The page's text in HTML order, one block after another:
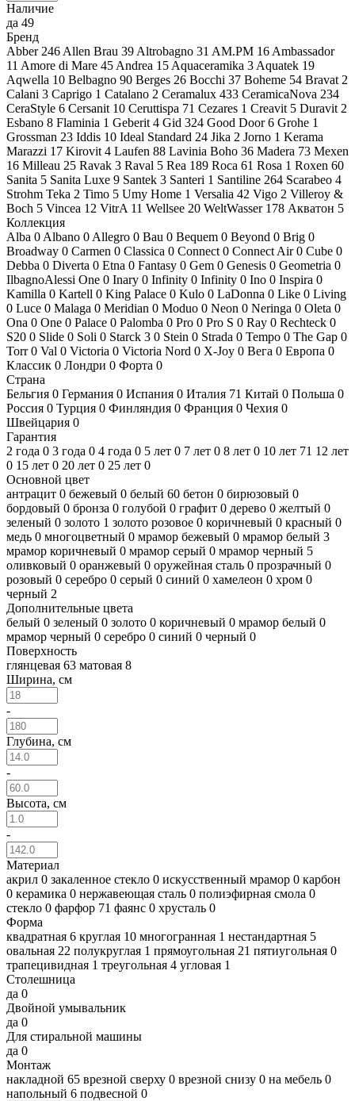
Наличие
да 49
Бренд
Abber 246 Allen Brau 39 Altrobagno 31 AM.PM 16 Ambassador
11 Amore di Mare 45 Andrea 15 Aquaceramika 3 Aquatek 19
Aqwella 10 Belbagno 90 Berges 26 Bocchi 37 Boheme 54 Bravat 2
Calani 3 Caprigo 1 Catalano 2 Ceramalux 433 CeramicaNova 234
CeraStyle 6 Cersanit 10 Ceruttispa 71 Cezares 1 Creavit 5 Duravit 2
Esbano 8 Flaminia 1 Geberit 4 Gid 324 Good Door6 Grohe 1
Grossman 23 Iddis 10 Ideal Standard 24 Jika 2 Jorno 1 Kerama
Marazzi 17 Kirovit 4 Laufen 88 Lavinia Boho 36 Madera 73 Mexen
16 Milleau 25 Ravak 3 Raval 5 Rea 189 Roca 61 Rosa 1 Roxen 60
Sanita 5 Sanita Luxe 9 Santek 3 Santeri 1 Santiline 264 Scarabeo 4
Strohm Teka 2 Timo 5 Umy Home 1 Versalia 42 Vigo 2 Villeroy &
Boch 5 Vincea 12 VitrA 11 Wellsee 20 WeltWasser 178 Акватон 5
Коллекция
Alba 0 Albano 0 Allegro 0 Bau 0 Bequem 0 Beyond 0 Brig 0
Broadway 0 Carmen 0 Classica 0 Connect 0 Connect Air0 Cube 0
Debba 0 Diverta 0 Etna 0 Fantasy 0 Gem 0 Genesis 0 Geometria 0
IlbagnoAlessi One 0 Inary 0 Infinity 0 Infinity 0 Ino 0 Inspira 0
Kamilla 0 Kartell 0 King Palace 0 Kulo 0 LaDonna 0 Like 0 Living
0 Luce 0 Malaga 0 Meridian 0 Moduo 0 Neon 0 Neringa 0 Oleta 0
Ona 0 One 0 Palace 0 Palomba 0 Pro 0 Pro S 0 Ray 0 Rechteck 0
S20 0 Slide 0 Soli 0 Starck 3 0 Stein 0 Strada 0 Tempo 0 The Gap 0
Torr0 Val 0 Victoria 0 Victoria Nord 0 X-Joy 0 Вега 0 Европа 0
Классик 0 Лондри 0 Форта 0
Страна
Бельгия 0 Германия 0 Испания 0 Италия 71 Китай 0 Польша 0
Россия 0 Турция 0 Финляндия 0 Франция 0 Чехия 0
Швейцария 0
Гарантия
2 года 0 3 года 0 4 года 0 5 лет 0 7 лет 0 8 лет 0 10 лет 71 12 лет
0 15 лет 0 20 лет 0 25 лет 0
Основной цвет
антрацит 0 бежевый 0 белый 60 бетон 0 бирюзовый 0
бордовый 0 бронза 0 голубой 0 графит 0 дерево 0 желтый 0
зеленый 0 золото 1 золото розовое 0 коричневый 0 красный 0
медь 0 многоцветный 0 мрамор бежевый 0 мрамор белый 3
мрамор коричневый 0 мрамор серый 0 мрамор черный 5
оливковый 0 оранжевый 0 оружейная сталь 0 прозрачный 0
розовый 0 серебро 0 серый 0 синий 0 хамелеон 0 хром 0
черный 2
Дополнительные цвета
белый 0 зеленый 0 золото 0 коричневый 0 мрамор белый 0
мрамор черный 0 серебро 0 синий 0 черный 0
Поверхность
глянцевая 63 матовая 8
Ширина, см
-
Глубина, см
-
Высота, см
-
Материал
акрил 0 закаленное стекло 0 искусственный мрамор 0 карбон
0 керамика 0 нержавеющая сталь 0 полиэфирная смола 0
стекло 0 фарфор 71 фаянс 0 хрусталь 0
Форма
квадратная 6 круглая 10 многогранная 1 нестандартная 5
овальная 22 полукруглая 1 прямоугольная 21 пятиугольная 0
трапецивидная 1 треугольная 4 угловая 1
Столешница
да 0
Двойной умывальник
да 0
Для стиральной машины
да 0
Монтаж
накладной 65 врезной сверху 0 врезной снизу 0 на мебель 0
напольный 6 подвесной 0